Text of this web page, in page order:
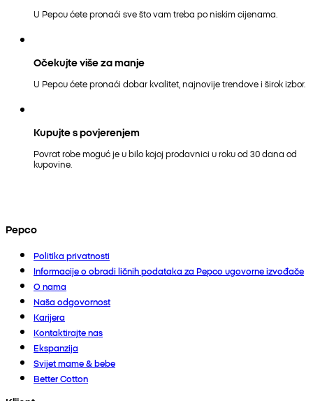
U Pepcu ćete pronaći sve što vam treba po niskim cijenama.
Očekujte više za manje
U Pepcu ćete pronaći dobar kvalitet, najnovije trendove i širok izbor.
Kupujte s povjerenjem
Povrat robe moguć je u bilo kojoj prodavnici u roku od 30 dana od
kupovine.
Pepco
Politika privatnosti
Informacije o obradi ličnih podataka za Pepco ugovorne izvođače
O nama
Naša odgovornost
Karijera
Kontaktirajte nas
Ekspanzija
Svijet mame & bebe
Better Cotton